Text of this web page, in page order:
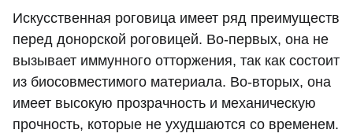
Искусственная роговица имеет ряд преимуществ
перед донорской роговицей. Во-первых, она не
вызывает иммунного отторжения, так как состоит
из биосовместимого материала. Во-вторых, она
имеет высокую прозрачность и механическую
прочность, которые не ухудшаются со временем.